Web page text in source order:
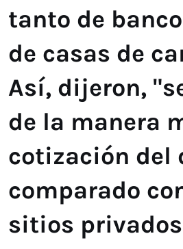
tanto de
de casas de
Así, dijeron,
de la manera
cotización del
comparado
sitios